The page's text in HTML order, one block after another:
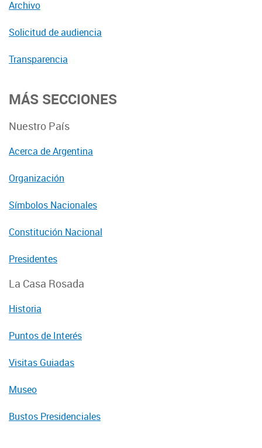
Archivo
Solicitud de audiencia
Transparencia
MÁS SECCIONES
Nuestro País
Acerca de Argentina
Organización
Símbolos Nacionales
Constitución Nacional
Presidentes
La Casa Rosada
Historia
Puntos de Interés
Visitas Guiadas
Museo
Bustos Presidenciales